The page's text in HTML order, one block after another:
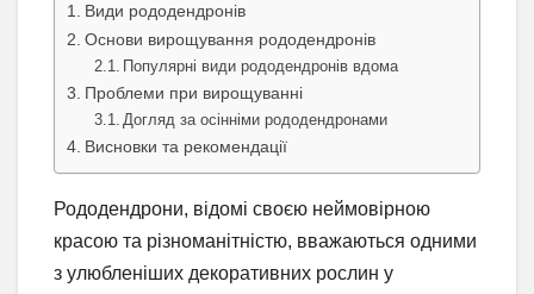
Види рододендронів
Основи вирощування рододендронів
Популярні види рододендронів вдома
Проблеми при вирощуванні
Догляд за осінніми рододендронами
Висновки та рекомендації
Рододендрони, відомі своєю неймовірною
красою та різноманітністю, вважаються одними
з улюбленіших декоративних рослин у